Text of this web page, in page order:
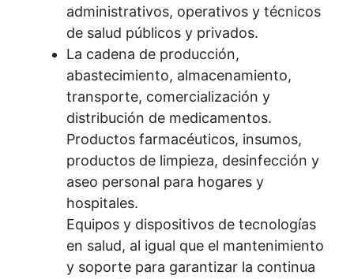
administrativos, operativos y técnicos
de salud públicos y privados.
La cadena de producción,
abastecimiento, almacenamiento,
transporte, comercialización y
distribución de medicamentos.
Productos farmacéuticos, insumos,
productos de limpieza, desinfección y
aseo personal para hogares y
hospitales.
Equipos y dispositivos de tecnologías
en salud, al igual que el mantenimiento
y soporte para garantizar la continua